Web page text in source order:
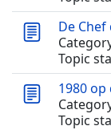
De
Topic
1980
Topic